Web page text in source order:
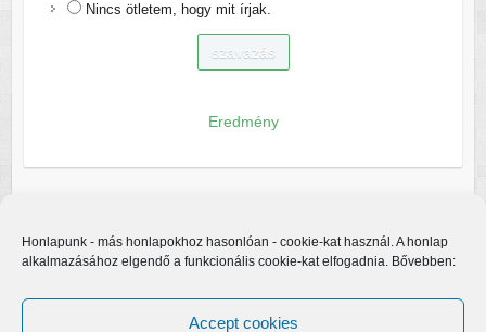
Honlapunk - más honlapokhoz hasonlóan - cookie-kat használ. A honlap
alkalmazásához elgendő a funkcionális cookie-kat elfogadnia. Bővebben:
Accept cookies
Nincs ötletem, hogy mit írjak.
Eredmény